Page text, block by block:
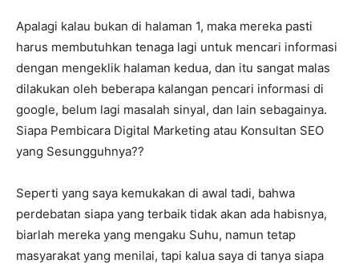
Apalagi kalau bukan di halaman 1, maka mereka pasti
harus membutuhkan tenaga lagi untuk mencari informasi
dengan mengeklik halaman kedua, dan itu sangat malas
dilakukan oleh beberapa kalangan pencari informasi di
google, belum lagi masalah sinyal, dan lain sebagainya.
Siapa Pembicara Digital Marketing atau Konsultan SEO
yang Sesungguhnya??
Seperti yang saya kemukakan di awal tadi, bahwa
perdebatan siapa yang terbaik tidak akan ada habisnya,
biarlah mereka yang mengaku Suhu, namun tetap
masyarakat yang menilai, tapi kalua saya di tanya siapa